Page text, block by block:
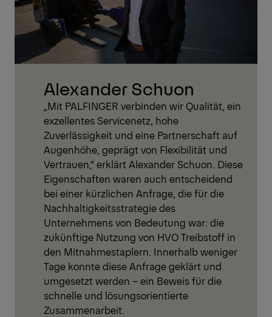
Alexander Schuon
„Mit PALFINGER verbinden wir Qualität, ein
exzellentes Servicenetz, hohe
Zuverlässigkeit und eine Partnerschaft auf
Augenhöhe, geprägt von Flexibilität und
Vertrauen,“ erklärt Alexander Schuon. Diese
Eigenschaften waren auch entscheidend
bei einer kürzlichen Anfrage, die für die
Nachhaltigkeitsstrategie des
Unternehmens von Bedeutung war: die
zukünftige Nutzung von HVO Treibstoff in
den Mitnahmestaplern. Innerhalb weniger
Tage konnte diese Anfrage geklärt und
umgesetzt werden – ein Beweis für die
schnelle und lösungsorientierte
Zusammenarbeit.